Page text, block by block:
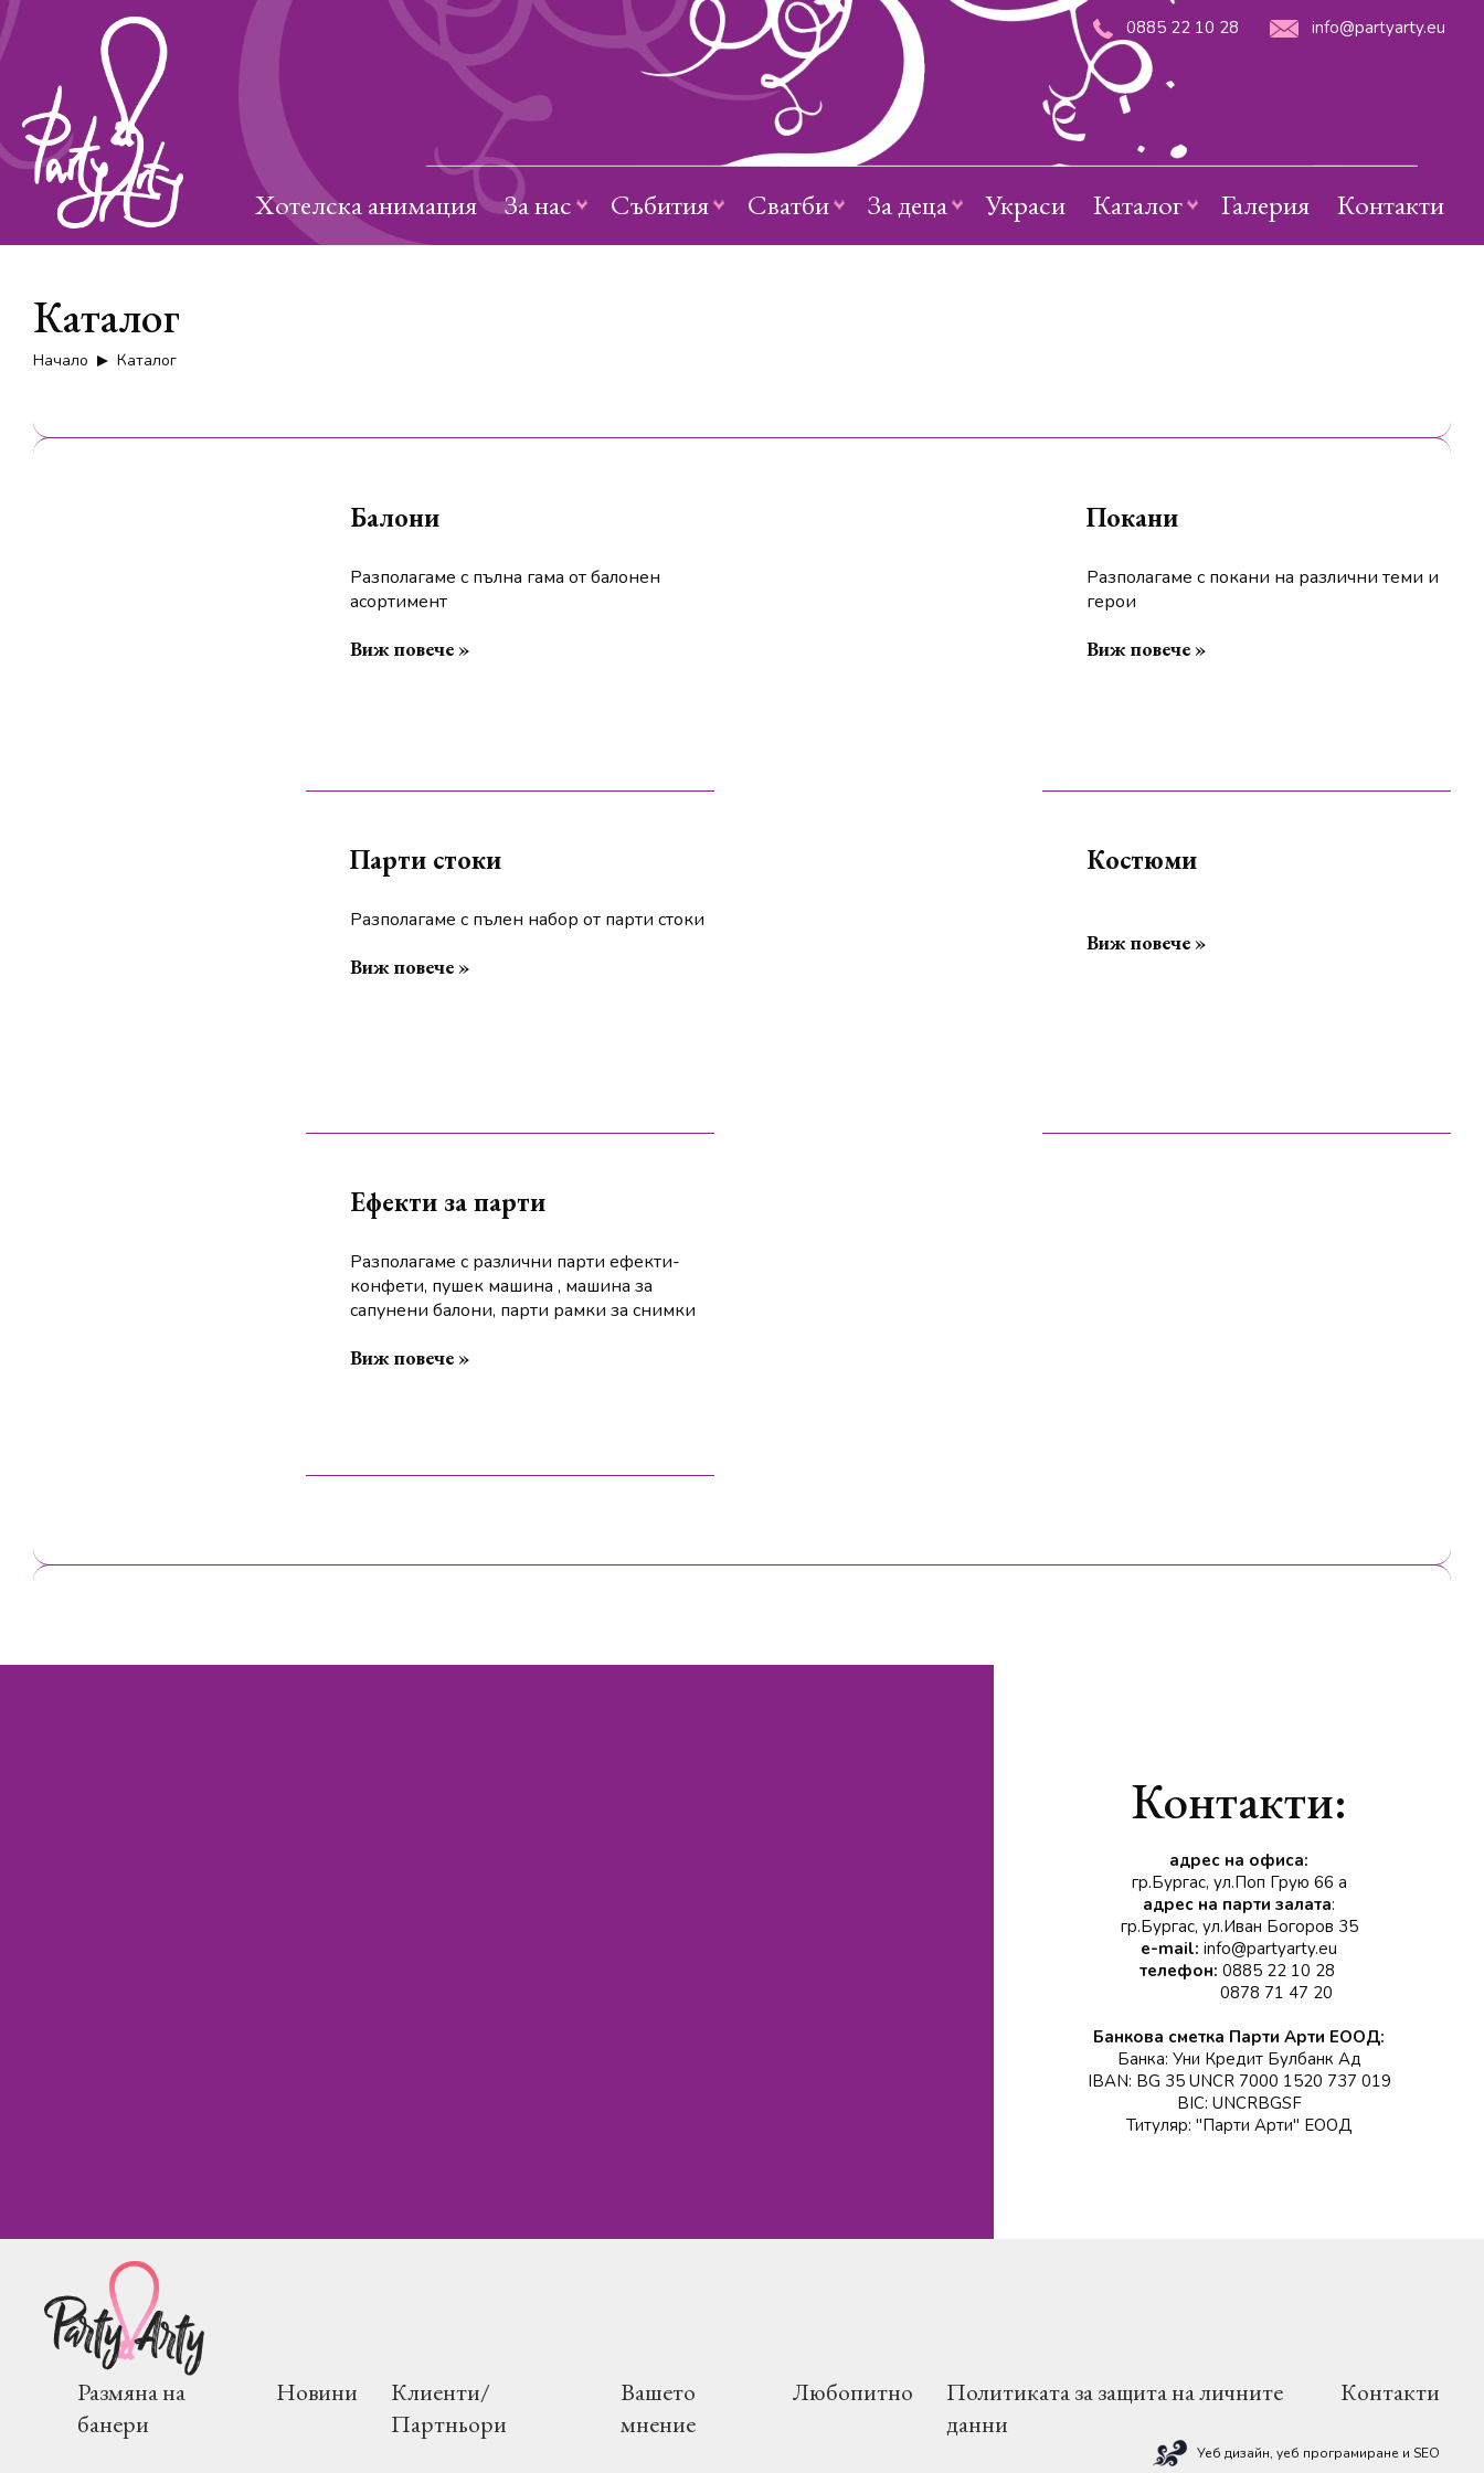
0885 22 10 28 info@partyarty.eu
Хотелска анимация За нас Събития Сватби За деца Украси Каталог Галерия Контакти
Каталог
Начало Каталог
Балони
Разполагаме с пълна гама от балонен
асортимент
Виж повече »
Покани
Разполагаме с покани на различни теми и
герои
Виж повече »
Парти стоки
Разполагаме с пълен набор от парти стоки
Виж повече »
Костюми
Виж повече »
Ефекти за парти
Разполагаме с различни парти ефекти-
конфети, пушек машина , машина за
сапунени балони, парти рамки за снимки
Виж повече »
Контакти:
адрес на офиса:
гр.Бургас, ул.Поп Грую 66 а
адрес на парти залата:
гр.Бургас, ул.Иван Богоров 35
e-mail: info@partyarty.eu
телефон: 0885 22 10 28
0878 71 47 20
Банкова сметка Парти Арти ЕООД:
Банка: Уни Кредит Булбанк Ад
IBAN: BG 35 UNCR 7000 1520 737 019
BIC: UNCRBGSF
Титуляр: "Парти Арти" ЕООД
Размяна на
банери
Новини
Клиенти/
Партньори
Вашето
мнение
Любопитно
Политиката за защита на личните
данни
Контакти
Уеб дизайн, уеб програмиране и SEO